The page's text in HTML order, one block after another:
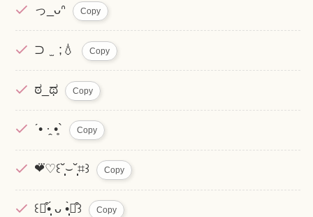
っ_ᴗᐢ Copy
⊃ ̫ ;💧 Copy
ಠ_ಥ Copy
ˊ• ·̭ •̥` Copy
❤⃛♡꒰˘̩̩̩⌣˘̩̩̩⌗꒱ Copy
꒰⌯͒•̩̩̩́ ᴗ •̩̩̩̀⌯͒꒱ Copy